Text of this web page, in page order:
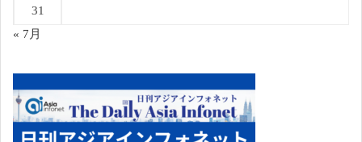
31
« 7月